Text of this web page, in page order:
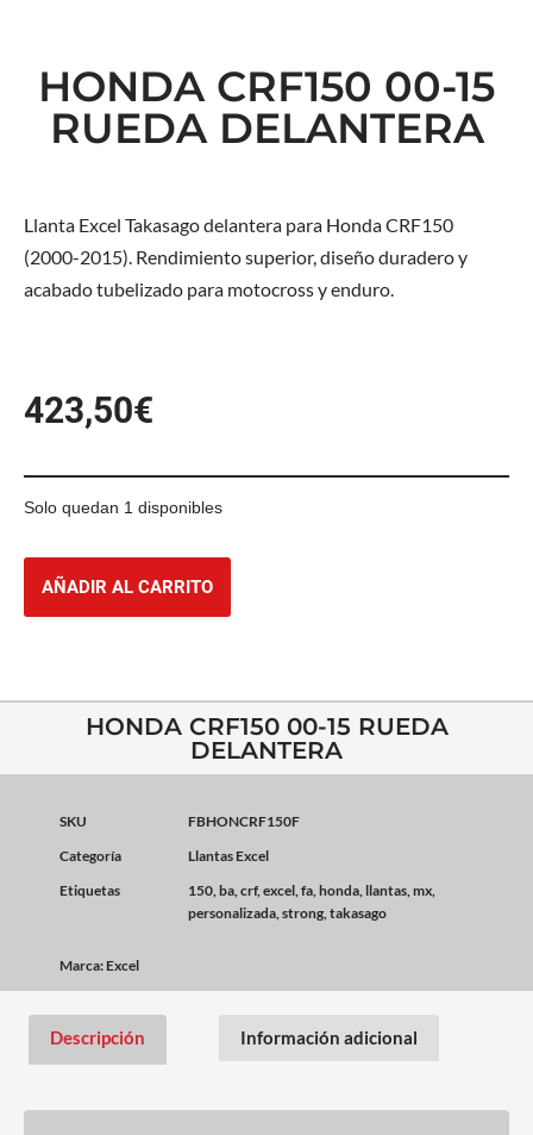
HONDA CRF150 00-15
RUEDA DELANTERA
Llanta Excel Takasago delantera para Honda CRF150
(2000-2015). Rendimiento superior, diseño duradero y
acabado tubelizado para motocross y enduro.
423,50€
Solo quedan 1 disponibles
AÑADIR AL CARRITO
HONDA CRF150 00-15 RUEDA
DELANTERA
SKU
FBHONCRF150F
Categoría
Llantas Excel
Etiquetas
150 ba crf, excel fa honda llantas mx
personalizada strong takasago
Marca: Excel
Descripción Información adicional